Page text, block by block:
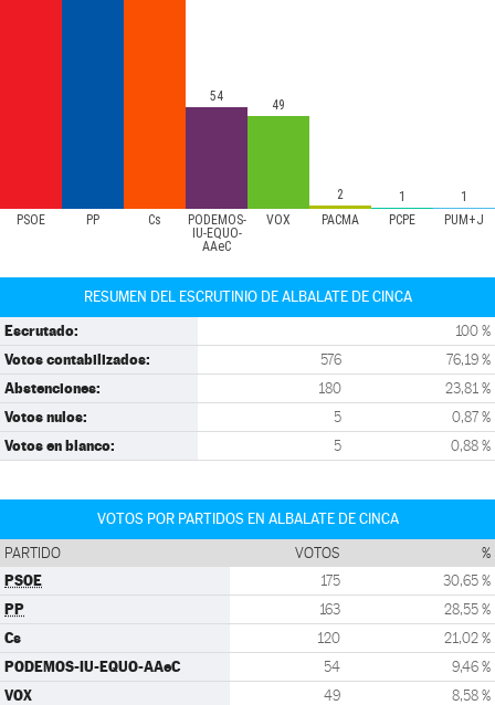
PSOE PP Cs
PODEMOS-
IU-EQUO-
AAeC
VOX PACMA PCPE PUM+J
54
49
2 1 1
RESUMEN DEL ESCRUTINIO DE ALBALATE DE CINCA
Escrutado: 100 %
Votos contabilizados: 576 76,19 %
Abstenciones: 180 23,81 %
Votos nulos: 5 0,87 %
Votos en blanco: 5 0,88 %
VOTOS POR PARTIDOS EN ALBALATE DE CINCA
PARTIDO VOTOS %
PSOE 175 30,65 %
PP 163 28,55 %
Cs 120 21,02 %
PODEMOS-IU-EQUO-AAeC 54 9,46 %
VOX 49 8,58 %